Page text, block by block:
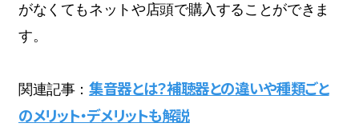
がなくてもネットや店頭で購入することができま
す。
関連記事：集音器とは？補聴器との違いや種類ごと
のメリット・デメリットも解説